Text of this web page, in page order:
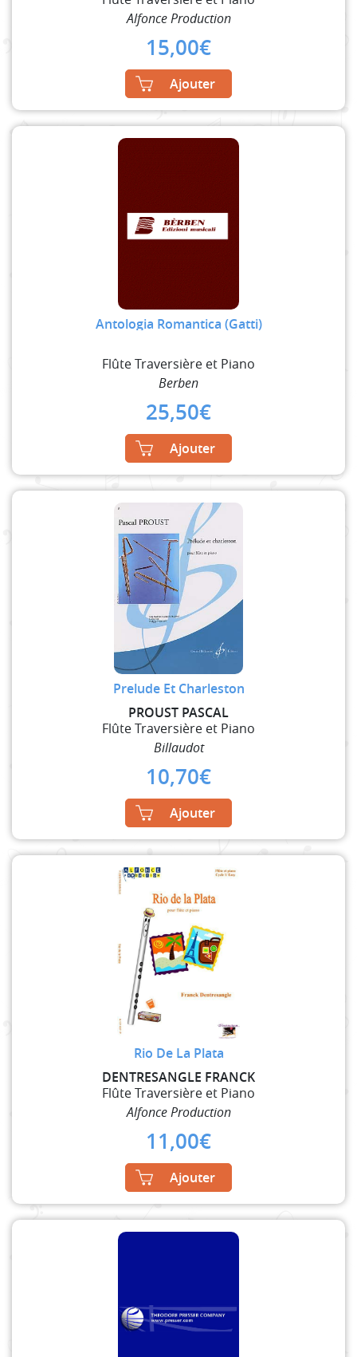
Alfonce Production
15,00€
Ajouter
Antologia Romantica (Gatti)
Flûte Traversière et Piano
Berben
25,50€
Ajouter
Prelude Et Charleston
PROUST PASCAL
Flûte Traversière et Piano
Billaudot
10,70€
Ajouter
Rio De La Plata
DENTRESANGLE FRANCK
Flûte Traversière et Piano
Alfonce Production
11,00€
Ajouter